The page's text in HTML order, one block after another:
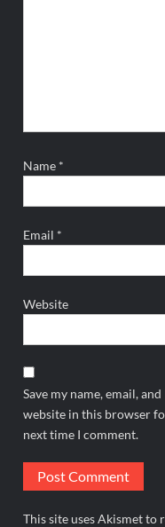
Name *
Email *
Website
Save my name, email, and
website in this browser
next time I comment.
This site uses Akismet to